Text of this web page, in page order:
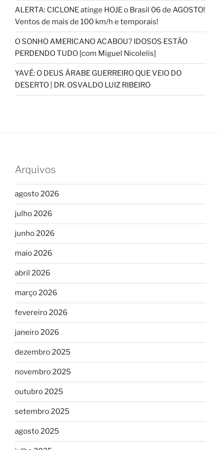
ALERTA: CICLONE atinge HOJE o Brasil 06 de AGOSTO!
Ventos de mais de 100 km/h e temporais!
O SONHO AMERICANO ACABOU? IDOSOS ESTÃO
PERDENDO TUDO [com Miguel Nicolelis]
YAVÉ: O DEUS ÁRABE GUERREIRO QUE VEIO DO
DESERTO | DR. OSVALDO LUIZ RIBEIRO
Arquivos
agosto 2026
julho 2026
junho 2026
maio 2026
abril 2026
março 2026
fevereiro 2026
janeiro 2026
dezembro 2025
novembro 2025
outubro 2025
setembro 2025
agosto 2025